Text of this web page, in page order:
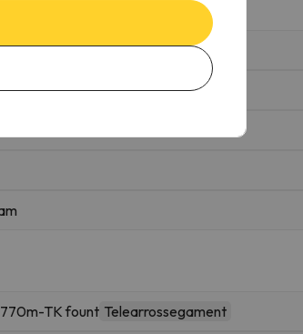
TK fount Telearrossegament